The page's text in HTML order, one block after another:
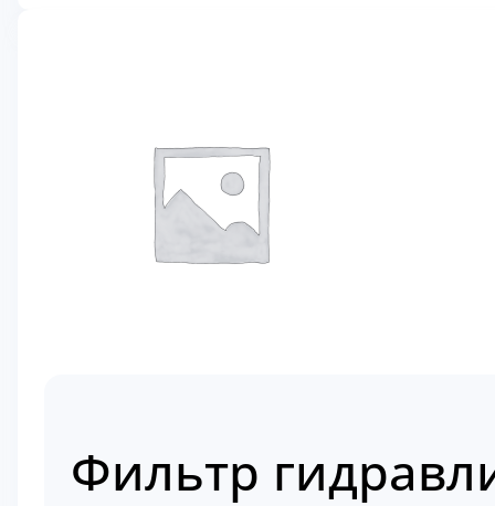
Фильтр